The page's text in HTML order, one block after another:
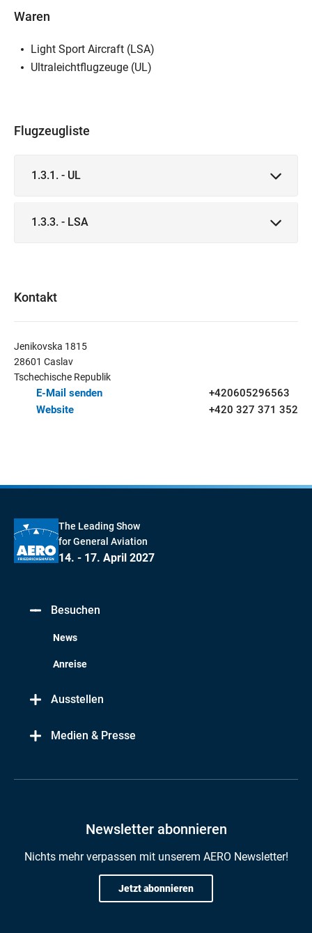
Waren
Light Sport Aircraft (LSA)
Ultraleichtflugzeuge (UL)
Flugzeugliste
1.3.1. - UL
1.3.3. - LSA
Kontakt
Jenikovska 1815
28601 Caslav
Tschechische Republik
E-Mail senden
Website
+420605296563
+420 327 371 352
The Leading Show
for General Aviation
14. - 17. April 2027
Besuchen
News
Anreise
Ausstellen
Medien & Presse
Newsletter abonnieren
Nichts mehr verpassen mit unserem AERO Newsletter!
Jetzt abonnieren